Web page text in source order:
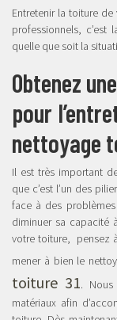
Entretenir la toiture
professionnels,
quelle que soit la
Obtenez
pour
nettoyage
Il est très important
que c’est l’un des
face à des
diminuer sa capacité
votre toiture, pensez
mener à bien le
toiture 31.
matériaux afin